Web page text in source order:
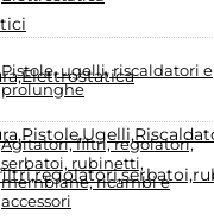
Pistole, ugelli, riscaldatori e
prolunghe
Agitatori, filtri, regolatori,
serbatoi, rubinetti,
membrane, ricambi e
accessori